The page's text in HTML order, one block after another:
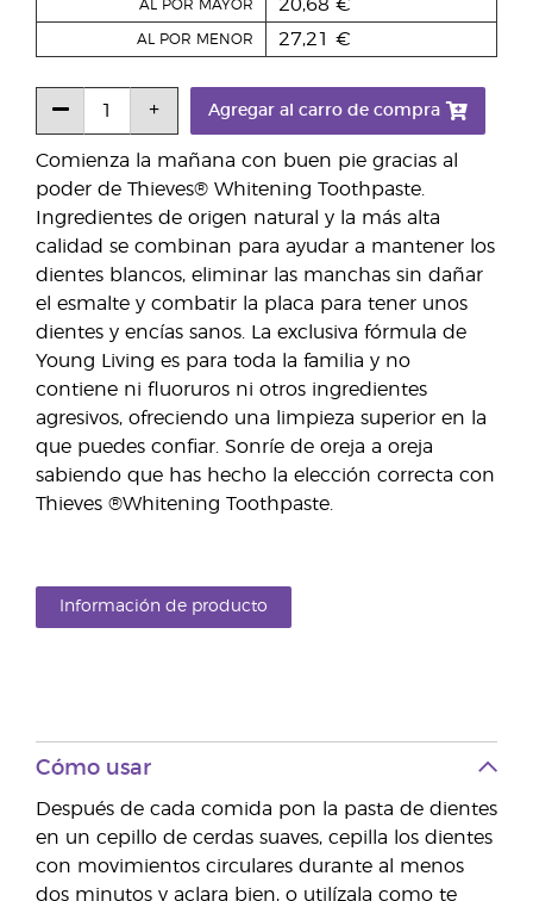
Comienza la mañana con buen pie gracias al
poder de Thieves® Whitening Toothpaste.
Ingredientes de origen natural y la más alta
calidad se combinan para ayudar a mantener los
dientes blancos, eliminar las manchas sin dañar
el esmalte y combatir la placa para tener unos
dientes y encías sanos. La exclusiva fórmula de
Young Living es para toda la familia y no
contiene ni fluoruros ni otros ingredientes
agresivos, ofreciendo una limpieza superior en la
que puedes confiar. Sonríe de oreja a oreja
sabiendo que has hecho la elección correcta con
Thieves ®Whitening Toothpaste.
Información de producto
AL POR MAYOR 20,68 €
AL POR MENOR 27,21 €
Agregar al carro de compra
Cómo usar
Después de cada comida pon la pasta de dientes
en un cepillo de cerdas suaves, cepilla los dientes
con movimientos circulares durante al menos
dos minutos y aclara bien, o utilízala como te